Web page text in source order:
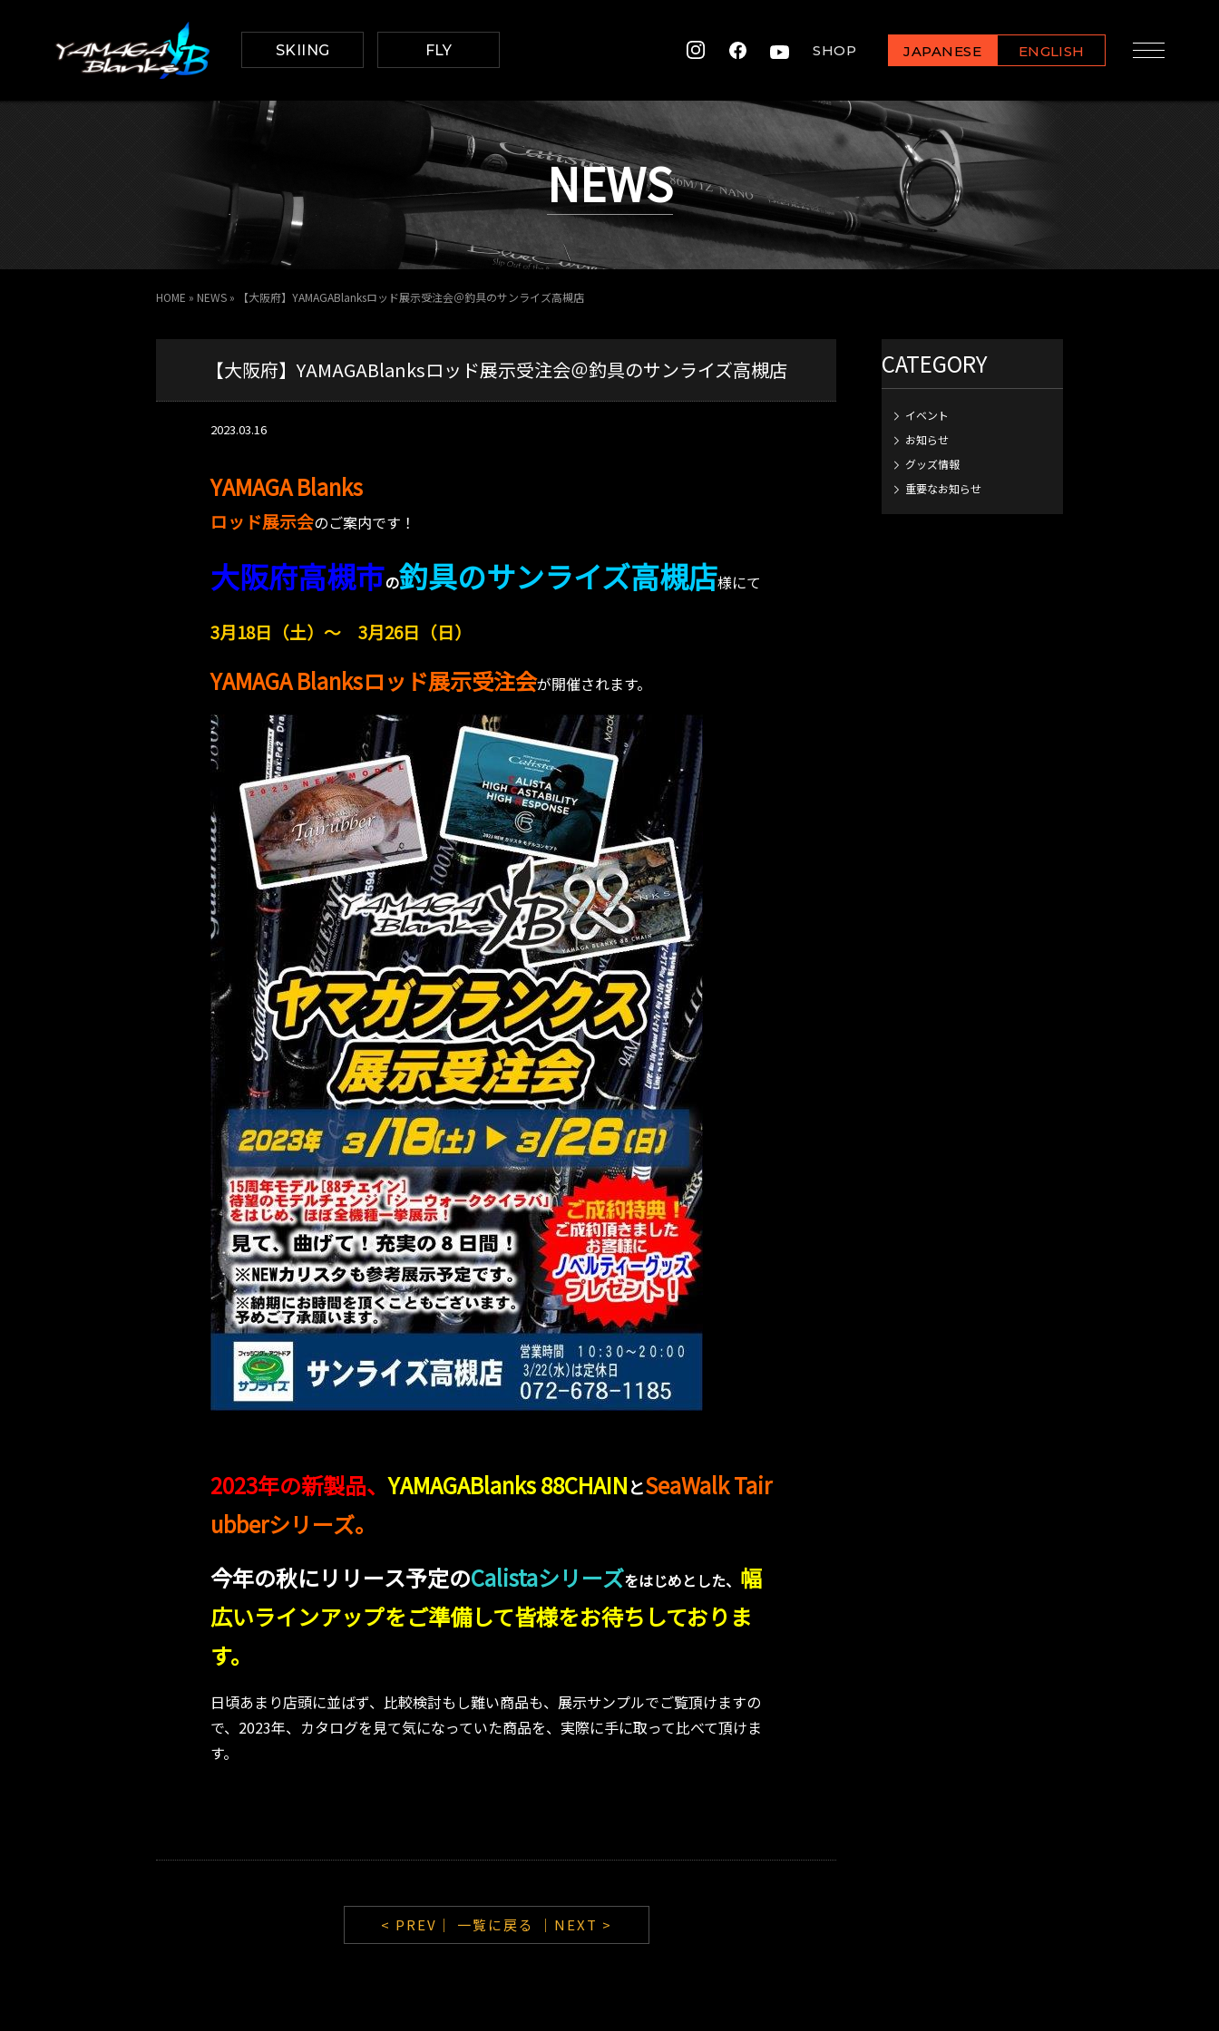
SKIING FLY SHOP JAPANESE ENGLISH
NEWS
HOME » NEWS » 【大阪府】YAMAGABlanksロッド展示受注会＠釣具のサンライズ高槻店
【大阪府】YAMAGABlanksロッド展示受注会＠釣具のサンライズ高槻店
2023.03.16
YAMAGA Blanks
ロッド展示会のご案内です！
大阪府高槻市の釣具のサンライズ高槻店様にて
3月18日（土）～ 3月26日（日）
YAMAGA Blanksロッド展示受注会が開催されます。
2023年の新製品、YAMAGABlanks 88CHAINとSeaWalkTair
ubberシリーズ。
今年の秋にリリース予定のCalistaシリーズをはじめとした、 幅
広いラインアップをご準備して皆様をお待ちしておりま
す。
日頃あまり店頭に並ばず、比較検討もし難い商品も、展示サンプルでご覧頂けますの
で、2023年、カタログを見て気になっていた商品を、実際に手に取って比べて頂けま
す。
< PREV｜ 一覧に戻る ｜NEXT >
CATEGORY
イベント
お知らせ
グッズ情報
重要なお知らせ